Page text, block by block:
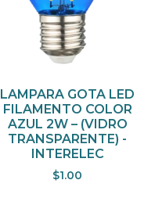
LAMPARA GOTA LED
FILAMENTO COLOR
AZUL 2W – (VIDRO
TRANSPARENTE) -
INTERELEC
$1.00